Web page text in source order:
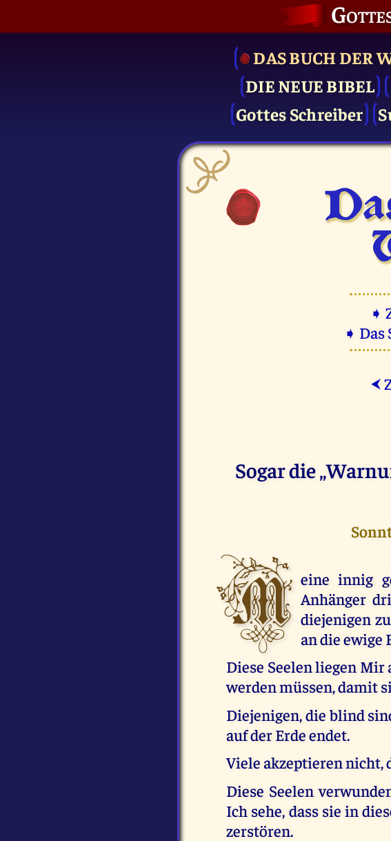
DAS BUCH DER
DIE NEUE BIBEL
Gottes Schreiber
➧
➧ Das
⮜
Sogar die
M eine innig
Anhänger
diejenigen
an die ewige
Diese Seelen liegen
werden müssen, damit
Diejenigen, die blind
auf der Erde endet.
Viele akzeptieren nicht,
Diese Seelen
Ich sehe, dass sie in
zerstören.